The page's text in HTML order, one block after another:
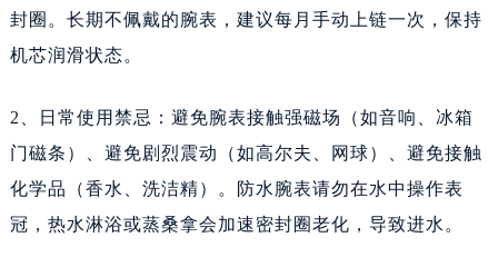
四川省宜宾市翠屏区长翠路天梭售后服务中心（需提前预约）
西藏自治区阿里地区噶尔县北京西路天梭售后服务中心（需提前预约）
西藏自治区昌都市卡若区昌都西路天梭售后服务中心（需提前预约）
封圈。长期不佩戴的腕表，建议每月手动上链一次，保持
机芯润滑状态。
2、日常使用禁忌：避免腕表接触强磁场（如音响、冰箱
门磁条）、避免剧烈震动（如高尔夫、网球）、避免接触
化学品（香水、洗洁精）。防水腕表请勿在水中操作表
冠，热水淋浴或蒸桑拿会加速密封圈老化，导致进水。